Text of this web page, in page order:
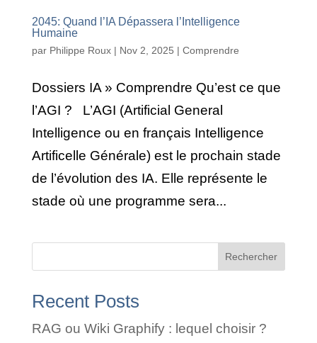
2045: Quand l’IA Dépassera l’Intelligence
Humaine
par Philippe Roux| Nov 2, 2025 | Comprendre
Dossiers IA » Comprendre Qu’est ce que
l’AGI ? L’AGI (Artificial General
Intelligence ou en français Intelligence
Artificelle Générale) est le prochain stade
de l’évolution des IA. Elle représente le
stade où une programme sera...
Rechercher
Recent Posts
RAG ou Wiki Graphify : lequel choisir ?